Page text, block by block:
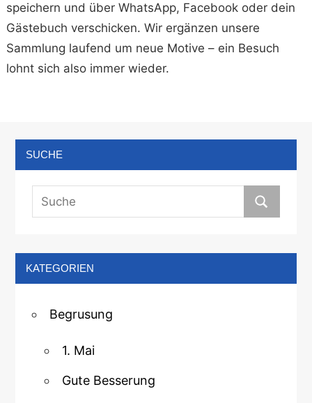
speichern und über WhatsApp, Facebook oder dein
Gästebuch verschicken. Wir ergänzen unsere
Sammlung laufend um neue Motive – ein Besuch
lohnt sich also immer wieder.
SUCHE
KATEGORIEN
Begrusung
1. Mai
Gute Besserung